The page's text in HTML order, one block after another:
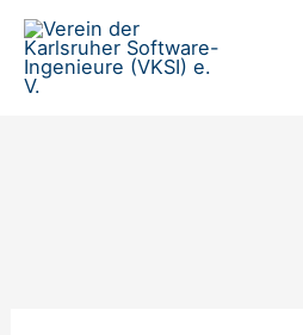
Zum
Inhalt
springen